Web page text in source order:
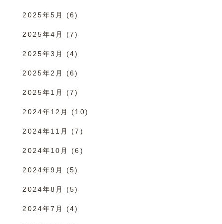
2025年5月 (6)
2025年4月 (7)
2025年3月 (4)
2025年2月 (6)
2025年1月 (7)
2024年12月 (10)
2024年11月 (7)
2024年10月 (6)
2024年9月 (5)
2024年8月 (5)
2024年7月 (4)